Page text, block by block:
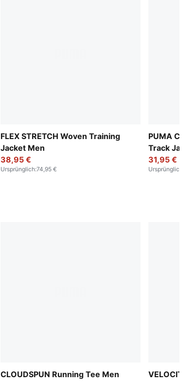
FLEX STRETCH Woven Training
Jacket Men
38,95 €
Ursprünglich:74,95 €
PUMA
Track
31,95 €
Ursprünglich
CLOUDSPUN Running Tee Men VELOCITY